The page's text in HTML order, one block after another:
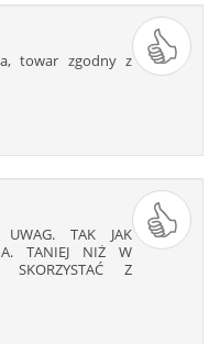
towar zgodny z
UWAG. TAK JAK
TANIEJ NIŻ W
SKORZYSTAĆ Z